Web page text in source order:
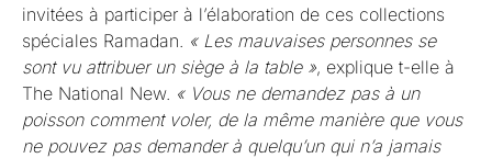
invitées à participer à l’élaboration de ces collections
spéciales Ramadan. « Les mauvaises personnes se
sont vu attribuer un siège à la table », explique t-elle à
The National New. « Vous ne demandez pas à un
poisson comment voler, de la même manière que vous
ne pouvez pas demander à quelqu’un qui n’a jamais